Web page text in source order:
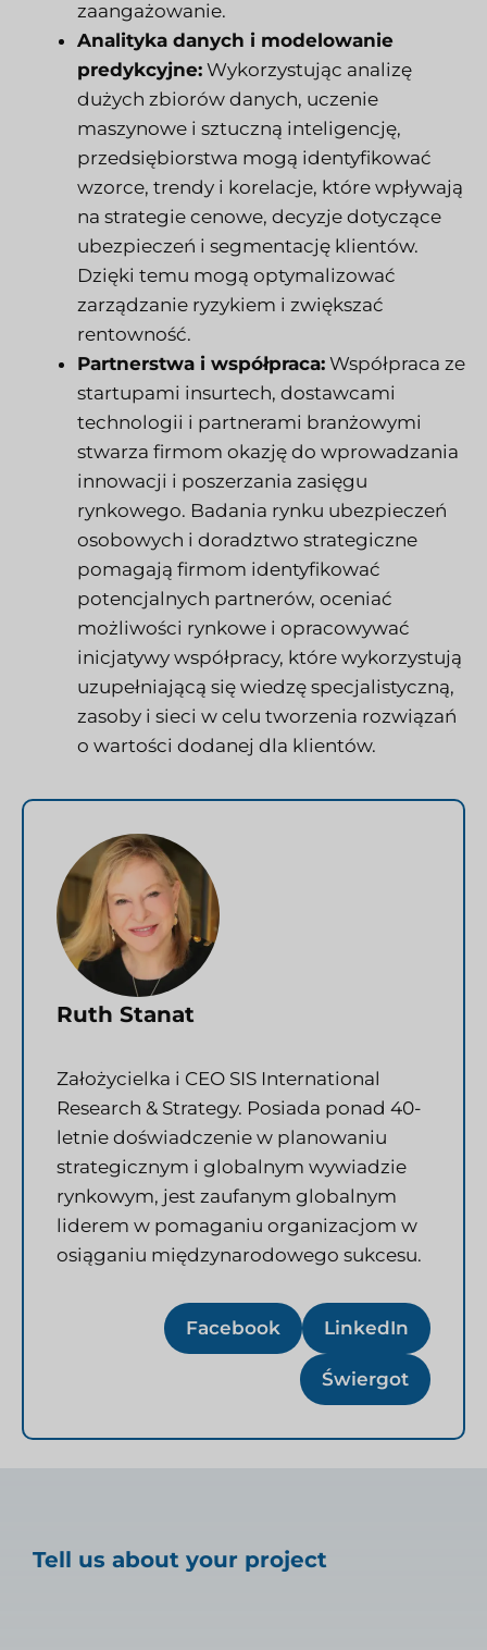
zaangażowanie.
Analityka danych i modelowanie
predykcyjne: Wykorzystując analizę
dużych zbiorów danych, uczenie
maszynowe i sztuczną inteligencję,
przedsiębiorstwa mogą identyfikować
wzorce, trendy i korelacje, które wpływają
na strategie cenowe, decyzje dotyczące
ubezpieczeń i segmentację klientów.
Dzięki temu mogą optymalizować
zarządzanie ryzykiem i zwiększać
rentowność.
Partnerstwa i współpraca: Współpraca ze
startupami insurtech, dostawcami
technologii i partnerami branżowymi
stwarza firmom okazję do wprowadzania
innowacji i poszerzania zasięgu
rynkowego. Badania rynku ubezpieczeń
osobowych i doradztwo strategiczne
pomagają firmom identyfikować
potencjalnych partnerów, oceniać
możliwości rynkowe i opracowywać
inicjatywy współpracy, które wykorzystują
uzupełniającą się wiedzę specjalistyczną,
zasoby i sieci w celu tworzenia rozwiązań
o wartości dodanej dla klientów.
Ruth Stanat
Założycielka i CEO SIS International
Research & Strategy. Posiada ponad 40-
letnie doświadczenie w planowaniu
strategicznym i globalnym wywiadzie
rynkowym, jest zaufanym globalnym
liderem w pomaganiu organizacjom w
osiąganiu międzynarodowego sukcesu.
Facebook LinkedIn
Świergot
Tell us about your project